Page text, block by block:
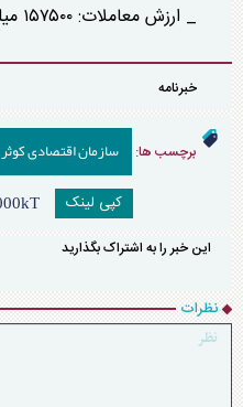
_ ارزش معاملات: ۱۵۷۵۰۰ میلیارد تومان
خبرنامه
برچسب ها: سازمان اقتصادی کوثر
کپی لینک
این خبر را به اشتراک بگذارید
نظرات